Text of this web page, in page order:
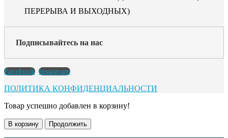
ПЕРЕРЫВА И ВЫХОДНЫХ)
Подписывайтесь на нас
Facebook Instagram
ПОЛИТИКА КОНФИДЕНЦИАЛЬНОСТИ
Товар успешно добавлен в корзину!
В корзину Продолжить